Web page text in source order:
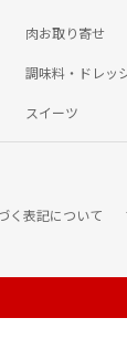
肉お取り寄せ
調味料・ドレッ
スイーツ
く表記について